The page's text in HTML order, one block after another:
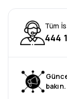
Tüm
444
bakın.